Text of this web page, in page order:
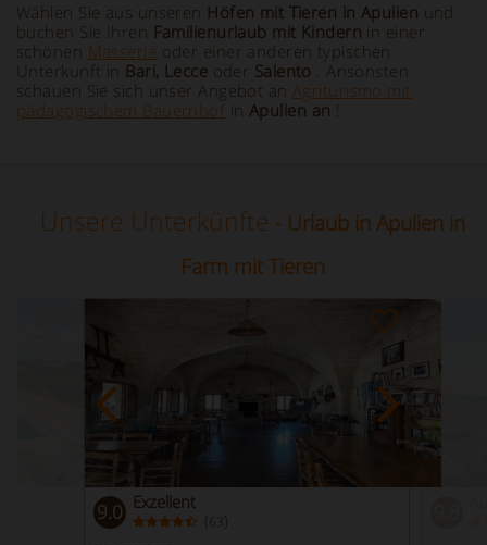
Wählen Sie aus unseren Höfen mit Tieren in Apulien und
buchen Sie Ihren Familienurlaub mit Kindern in einer
schönen Masseria oder einer anderen typischen
Unterkunft in Bari, Lecce oder Salento . Ansonsten
schauen Sie sich unser Angebot anAgriturismo mit
pädagogischem Bauernhof in Apulien an !
Unsere Unterkünfte - Urlaub in Apulien in
Farm mit Tieren
9.0 Exzellent
( 63 )